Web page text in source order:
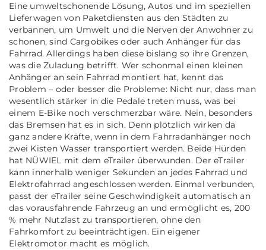
Eine umweltschonende Lösung, Autos und im speziellen
Lieferwagen von Paketdiensten aus den Städten zu
verbannen, um Umwelt und die Nerven der Anwohner zu
schonen, sind Cargobikes oder auch Anhänger für das
Fahrrad. Allerdings haben diese bislang so ihre Grenzen,
was die Zuladung betrifft. Wer schonmal einen kleinen
Anhänger an sein Fahrrad montiert hat, kennt das
Problem – oder besser die Probleme: Nicht nur, dass man
wesentlich stärker in die Pedale treten muss, was bei
einem E-Bike noch verschmerzbar wäre. Nein, besonders
das Bremsen hat es in sich. Denn plötzlich wirken da
ganz andere Kräfte, wenn in dem Fahrradanhänger noch
zwei Kisten Wasser transportiert werden. Beide Hürden
hat NÜWIEL mit dem eTrailer überwunden. Der eTrailer
kann innerhalb weniger Sekunden an jedes Fahrrad und
Elektrofahrrad angeschlossen werden. Einmal verbunden,
passt der eTrailer seine Geschwindigkeit automatisch an
das vorausfahrende Fahrzeug an und ermöglicht es, 200
% mehr Nutzlast zu transportieren, ohne den
Fahrkomfort zu beeinträchtigen. Ein eigener
Elektromotor macht es möglich.